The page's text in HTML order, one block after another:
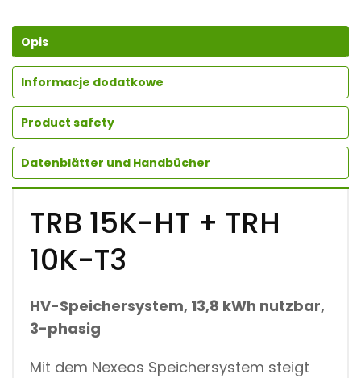
Opis
Informacje dodatkowe
Product safety
Datenblätter und Handbücher
TRB 15K-HT + TRH
10K-T3
HV-Speichersystem, 13,8 kWh nutzbar,
3-phasig
Mit dem Nexeos Speichersystem steigt